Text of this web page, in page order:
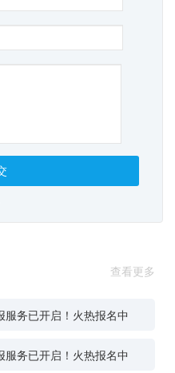
查看更多
务已开启！火热报名中
务已开启！火热报名中